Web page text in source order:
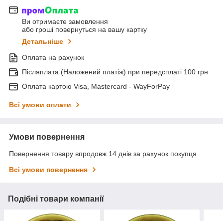
Ви отримаєте замовлення
або гроші повернуться на вашу картку
Детальніше
Оплата на рахунок
Післяплата (Наложений платіж) при передсплаті 100 грн
Оплата картою Visa, Mastercard - WayForPay
Всі умови оплати
Умови повернення
Повернення товару впродовж 14 днів за рахунок покупця
Всі умови повернення
Подібні товари компанії